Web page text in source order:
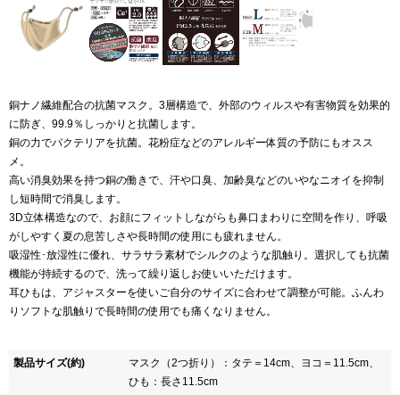
銅ナノ繊維配合の抗菌マスク。3層構造で、外部のウィルスや有害物質を効果的
に防ぎ、99.9％しっかりと抗菌します。
銅の力でバクテリアを抗菌。花粉症などのアレルギー体質の予防にもオスス
メ。
高い消臭効果を持つ銅の働きで、汗や口臭、加齢臭などのいやなニオイを抑制
し短時間で消臭します。
3D立体構造なので、お顔にフィットしながらも鼻口まわりに空間を作り、呼吸
がしやすく夏の息苦しさや長時間の使用にも疲れません。
吸湿性･放湿性に優れ、サラサラ素材でシルクのような肌触り。選択しても抗菌
機能が持続するので、洗って繰り返しお使いいただけます。
耳ひもは、アジャスターを使いご自分のサイズに合わせて調整が可能。ふんわ
りソフトな肌触りで長時間の使用でも痛くなりません。
製品サイズ(約)
マスク（2つ折り）：タテ＝14cm、ヨコ＝11.5cm、
ひも：長さ11.5cm